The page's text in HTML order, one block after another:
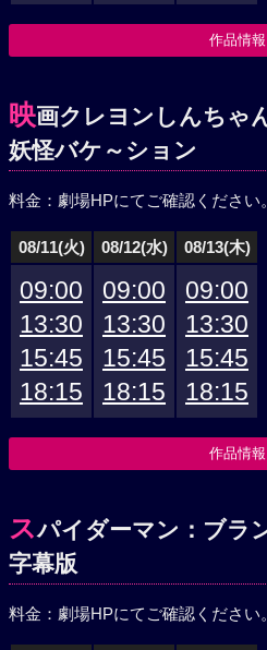
作品情報
映画クレヨンしんちゃ
妖怪バケ～ション
料金：劇場HPにてご確認ください。
08/11(火) 08/12(水) 08/13(木)
09:00
13:30
15:45
18:15
09:00
13:30
15:45
18:15
09:00
13:30
15:45
18:15
作品情報
スパイダーマン：ブラ
字幕版
料金：劇場HPにてご確認ください。